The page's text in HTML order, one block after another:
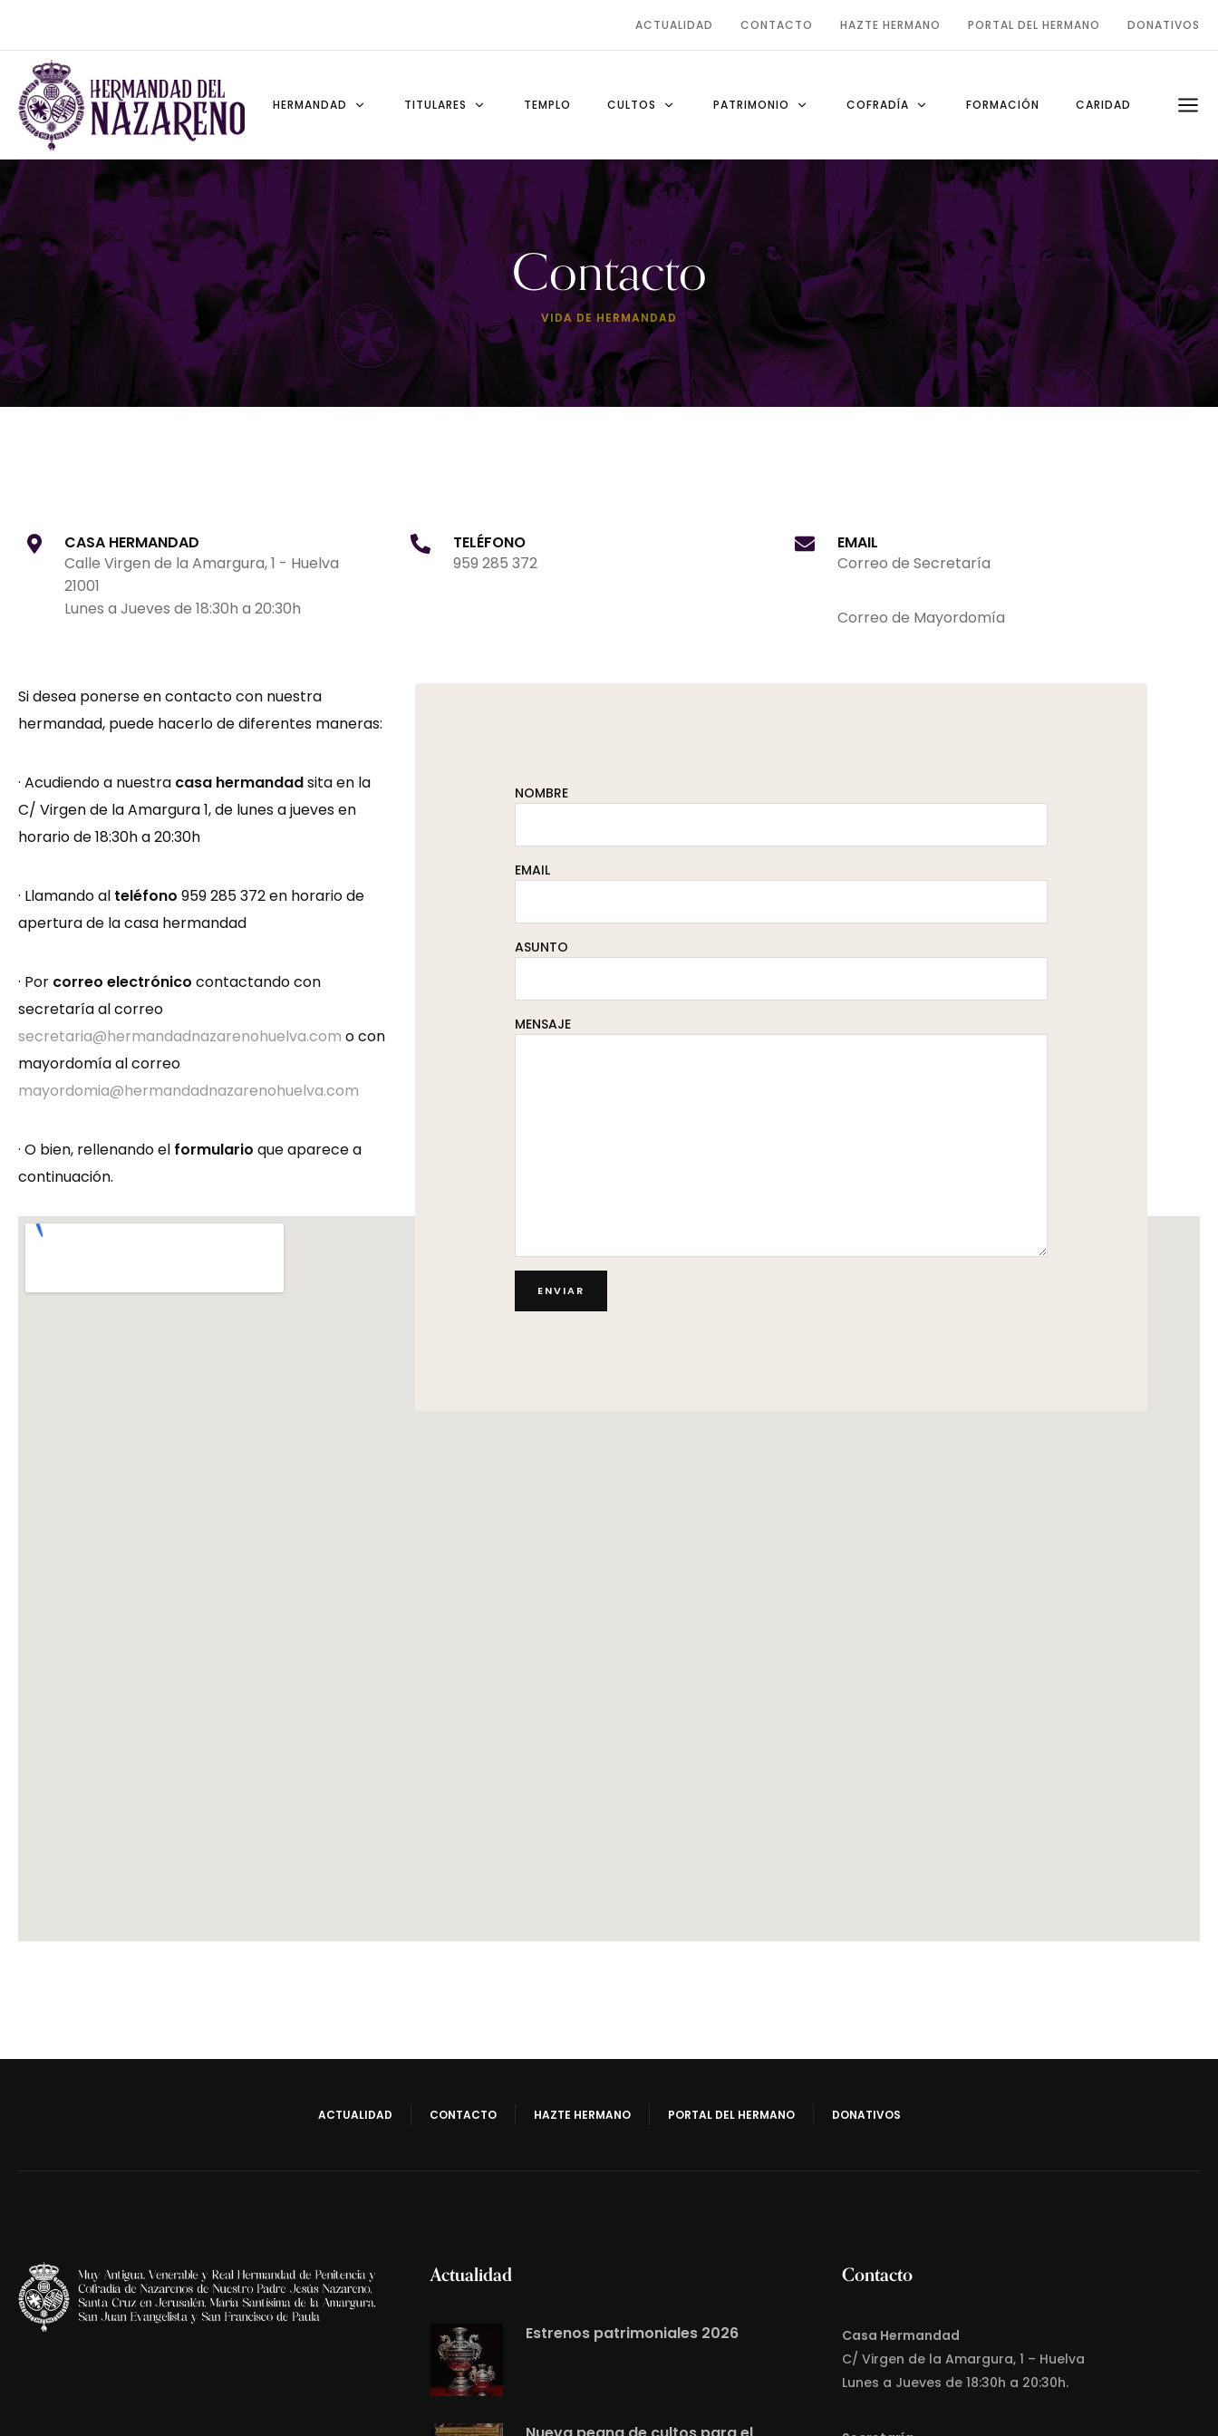
ACTUALIDAD CONTACTO HAZTE HERMANO PORTAL DEL HERMANO DONATIVOS
HERMANDAD TITULARES TEMPLO CULTOS PATRIMONIO COFRADÍA FORMACIÓN CARIDAD
Contacto
VIDA DE HERMANDAD
CASA HERMANDAD
Calle Virgen de la Amargura, 1 - Huelva
21001
Lunes a Jueves de 18:30h a 20:30h
TELÉFONO
959 285 372
EMAIL
Correo de Secretaría
Correo de Mayordomía
Si desea ponerse en contacto con nuestra
hermandad, puede hacerlo de diferentes maneras:
· Acudiendo a nuestra casa hermandadsita en la
C/ Virgen de la Amargura 1, de lunes a jueves en
horario de 18:30h a 20:30h
· Llamando al teléfono 959 285 372 en horario de
apertura de la casa hermandad
· Por correo electrónico contactando con
secretaría al correo
secretaria@hermandadnazarenohuelva.com o con
mayordomía al correo
mayordomia@hermandadnazarenohuelva.com
· O bien, rellenando el formulario que aparece a
continuación.
NOMBRE
EMAIL
ASUNTO
MENSAJE
ACTUALIDAD CONTACTO HAZTE HERMANO PORTAL DEL HERMANO DONATIVOS
Actualidad
Estrenos patrimoniales 2026
Contacto
Casa Hermandad
C/ Virgen de la Amargura, 1 – Huelva
Lunes a Jueves de 18:30h a 20:30h.
Cronología
Saluda de nuestra Hermana Mayor
Santa Ángela de la Cruz
Beato Marcelo Spínola